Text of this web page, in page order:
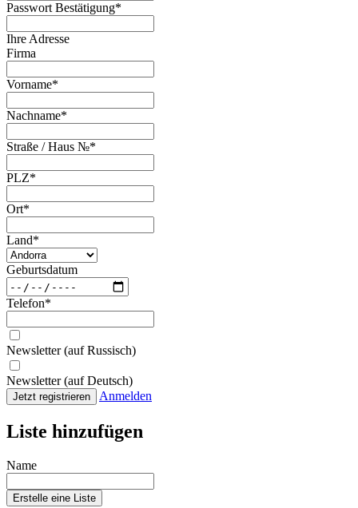
Passwort Bestätigung*
Ihre Adresse
Firma
Vorname*
Nachname*
Straße / Haus №*
PLZ*
Ort*
Land*
Geburtsdatum
Telefon*
Newsletter (auf Russisch)
Newsletter (auf Deutsch)
Jetzt registrieren Anmelden
Liste hinzufügen
Name
Erstelle eine Liste